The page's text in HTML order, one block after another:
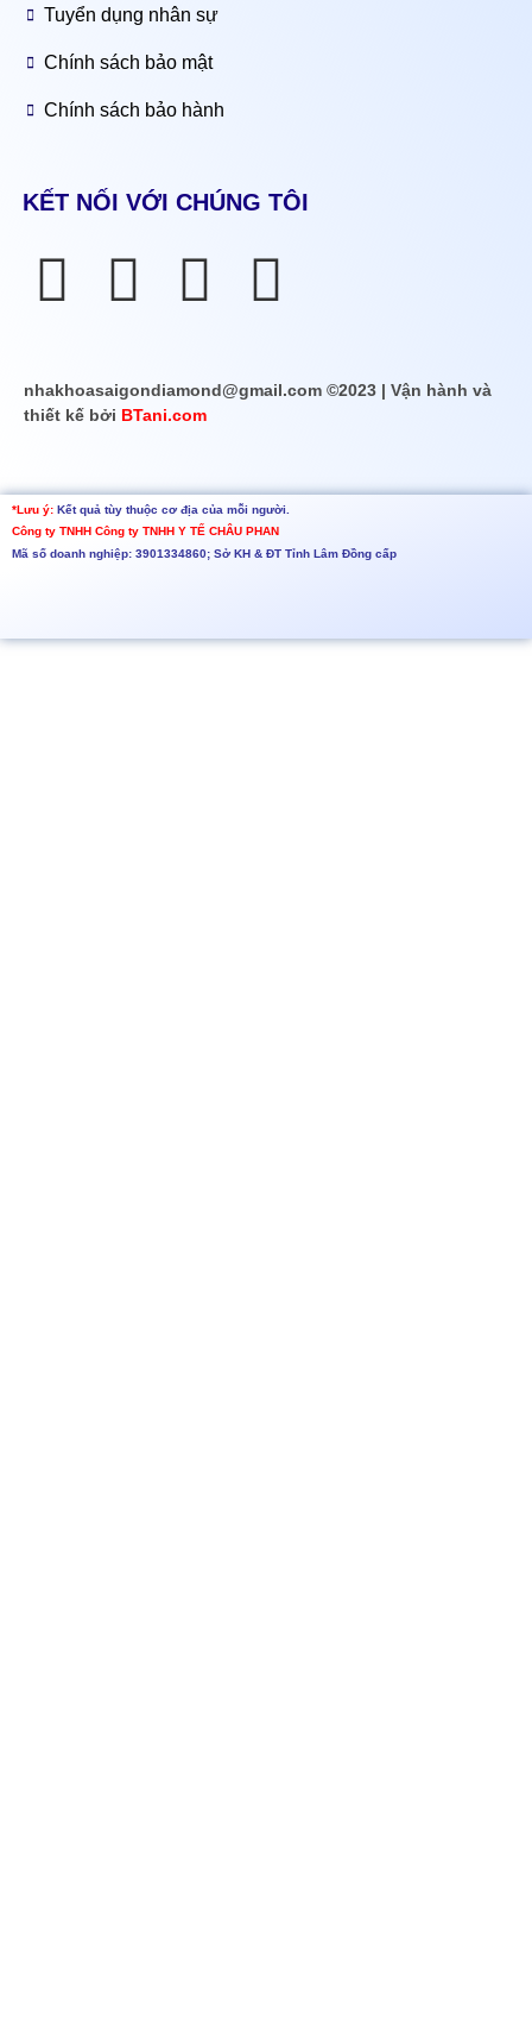
Tuyển dụng nhân sự
Chính sách bảo mật
Chính sách bảo hành
KẾT NỐI VỚI CHÚNG TÔI
nhakhoasaigondiamond@gmail.com ©2023 | Vận hành và
thiết kế bởi BTani.com
*Lưu ý: Kết quả tùy thuộc cơ địa của mỗi người.
Công ty TNHH Công ty TNHH Y TẾ CHÂU PHAN
Mã số doanh nghiệp: 3901334860; Sở KH & ĐT Tỉnh Lâm Đồng cấp